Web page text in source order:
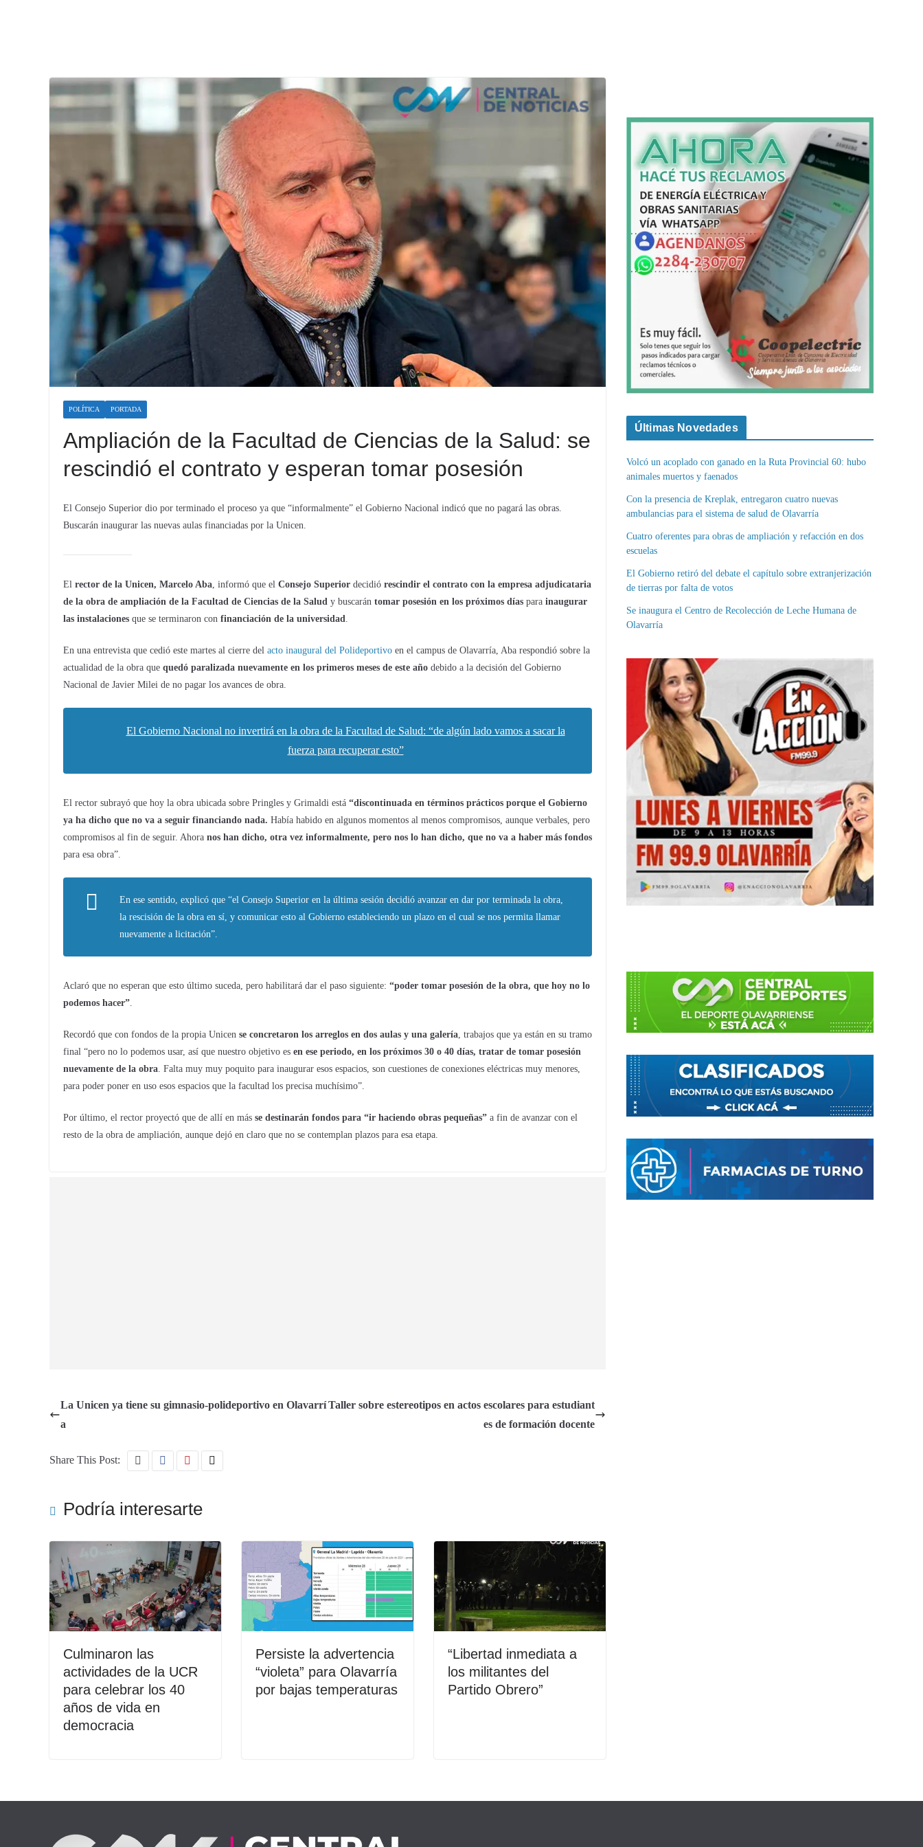
POLÍTICA PORTADA
Ampliación de la Facultad de Ciencias de la Salud: se
rescindió el contrato y esperan tomar posesión
El Consejo Superior dio por terminado el proceso ya que “informalmente” el Gobierno Nacional indicó que no pagará las obras.
Buscarán inaugurar las nuevas aulas financiadas por la Unicen.
El rector de la Unicen, Marcelo Aba , informó que el Consejo Superior decidió rescindir el contrato con la empresa adjudicataria
de la obra de ampliación de la Facultad de Ciencias de la Salud y buscarán tomar posesión en los próximos días para inaugurar
las instalaciones que se terminaron con financiación de la universidad
En una entrevista que cedió este martes al cierre del acto inaugural del Polideportivo en el campus de Olavarría, Aba respondió sobre la
actualidad de la obra que quedó paralizada nuevamente en los primeros meses de este año debido a la decisión del Gobierno
Nacional de Javier Milei de no pagar los avances de obra.
El Gobierno Nacional no invertirá en la obra de la Facultad de Salud: “de algún lado vamos a sacar la
fuerza para recuperar esto”
El rector subrayó que hoy la obra ubicada sobre Pringles y Grimaldi está “discontinuada en términos prácticos porque el Gobierno
ya ha dicho que no va a seguir financiando nada. Había habido en algunos momentos al menos compromisos, aunque verbales, pero
compromisos al fin de seguir. Ahora nos han dicho, otra vez informalmente, pero nos lo han dicho, que no va a haber más fondos
para esa obra”.
En ese sentido, explicó que “el Consejo Superior en la última sesión decidió avanzar en dar por terminada la obra,
la rescisión de la obra en sí, y comunicar esto al Gobierno estableciendo un plazo en el cual se nos permita llamar
nuevamente a licitación”.
Aclaró que no esperan que esto último suceda, pero habilitará dar el paso siguiente: “poder tomar posesión de la obra, que hoy no lo
podemos hacer”
Recordó que con fondos de la propia Unicen se concretaron los arreglos en dos aulas y una galería , trabajos que ya están en su tramo
final “pero no lo podemos usar, así que nuestro objetivo es en ese periodo, en los próximos 30 o 40 días, tratar de tomar posesión
nuevamente de la obra . Falta muy muy poquito para inaugurar esos espacios, son cuestiones de conexiones eléctricas muy menores,
para poder poner en uso esos espacios que la facultad los precisa muchísimo”.
Por último, el rector proyectó que de allí en más se destinarán fondos para “ir haciendo obras pequeñas” a fin de avanzar con el
resto de la obra de ampliación, aunque dejó en claro que no se contemplan plazos para esa etapa.
La Unicen ya tiene su gimnasio-polideportivo en Olavarrí
a
Taller sobre estereotipos en actos escolares para estudiant
es de formación docente
Share This Post:
Podría interesarte
Culminaron las
actividades de la UCR
para celebrar los 40
años de vida en
democracia
Persiste la advertencia
“violeta” para Olavarría
por bajas temperaturas
“Libertad inmediata a
los militantes del
Partido Obrero”
Últimas Novedades
Volcó un acoplado con ganado en la Ruta Provincial 60: hubo
animales muertos y faenados
Con la presencia de Kreplak, entregaron cuatro nuevas
ambulancias para el sistema de salud de Olavarría
Cuatro oferentes para obras de ampliación y refacción en dos
escuelas
El Gobierno retiró del debate el capítulo sobre extranjerización
de tierras por falta de votos
Se inaugura el Centro de Recolección de Leche Humana de
Olavarría